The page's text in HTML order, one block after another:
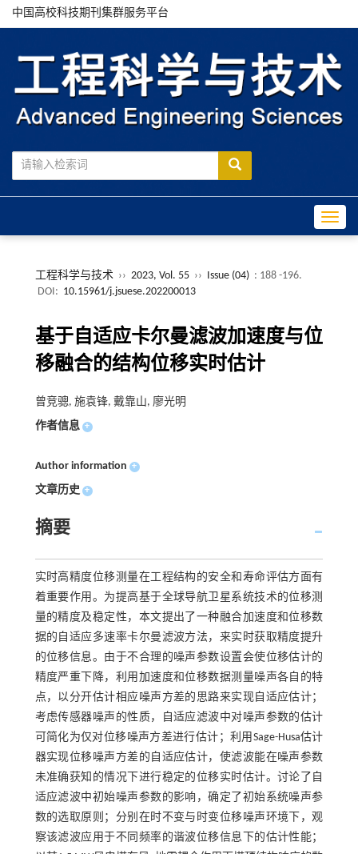
中国高校科技期刊集群服务平台
工程科学与技术 ›› 2023, Vol. 55 ›› Issue (04) : 188 -196.
DOI: 10.15961/j.jsuese.202200013
基于自适应卡尔曼滤波加速度与位
移融合的结构位移实时估计
曾竞骢, 施袁锋, 戴靠山, 廖光明
作者信息 +
Author information +
文章历史 +
摘要
实时高精度位移测量在工程结构的安全和寿命评估方面有
着重要作用。为提高基于全球导航卫星系统技术的位移测
量的精度及稳定性，本文提出了一种融合加速度和位移数
据的自适应多速率卡尔曼滤波方法，来实时获取精度提升
的位移信息。由于不合理的噪声参数设置会使位移估计的
精度严重下降，利用加速度和位移数据测量噪声各自的特
点，以分开估计相应噪声方差的思路来实现自适应估计；
考虑传感器噪声的性质，自适应滤波中对噪声参数的估计
可简化为仅对位移噪声方差进行估计；利用Sage-Husa估计
器实现位移噪声方差的自适应估计，使滤波能在噪声参数
未准确获知的情况下进行稳定的位移实时估计。讨论了自
适应滤波中初始噪声参数的影响，确定了初始系统噪声参
数的选取原则；分别在时不变与时变位移噪声环境下，观
察该滤波应用于不同频率的谐波位移信息下的估计性能；